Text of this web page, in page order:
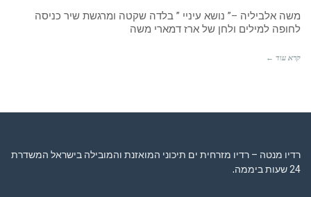
משה אלביליה –” נושא עיניי ” בלדה שקטה ומרגשת שיר כניסה
לחופה למילים ולחן של ארז דמארי משה
קרא עוד ←
רדיו מנטה – רדיו מזרחית ים תיכוני המואזנת והמובילה בישראל המשדרת
24 שעות ביממה,